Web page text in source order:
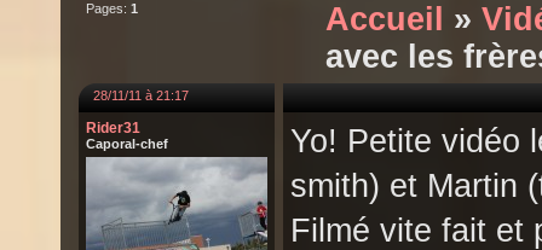
Pages: 1 Accueil »
avec les
28/11/11 à 21:17
Rider31
Caporal-chef
Yo! Petite vidéo
smith) et Martin
Filmé vite fait et